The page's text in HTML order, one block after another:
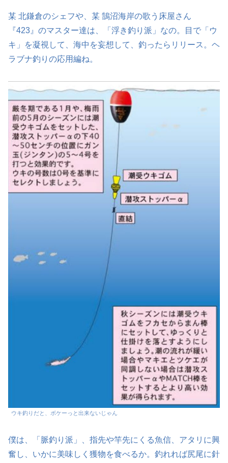
某 北鎌倉のシェフや、某 鵠沼海岸の歌う床屋さん
『423』のマスター達は、「浮き釣り派」なの。目で「ウ
キ」を凝視して、海中を妄想して、釣ったらリリース。ヘ
ラブナ釣りの応用編ね。
ウキ釣りだと、ボケーっと出来ないじゃん
僕は、「脈釣り派」、指先や竿先にくる魚信、アタリに興
奮し、いかに美味しく獲物を食べるか。釣れれば尻尾に針